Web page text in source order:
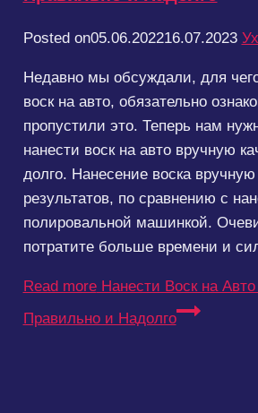
Posted on05.06.202216.07.2023
Недавно мы обсуждали, для
воск на авто, обязательно
пропустили это. Теперь нам
нанести воск на авто вручную
долго. Нанесение воска
результатов, по сравнению с
полировальной машинкой.
потратите больше времени и
Read moreНанести Воск на
Правильно и Надолго